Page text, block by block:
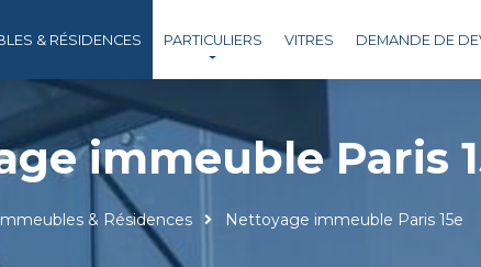
& RÉSIDENCES PARTICULIERS VITRES DEMANDE DE
immeuble Paris
& Résidences Nettoyage immeuble Paris 15e